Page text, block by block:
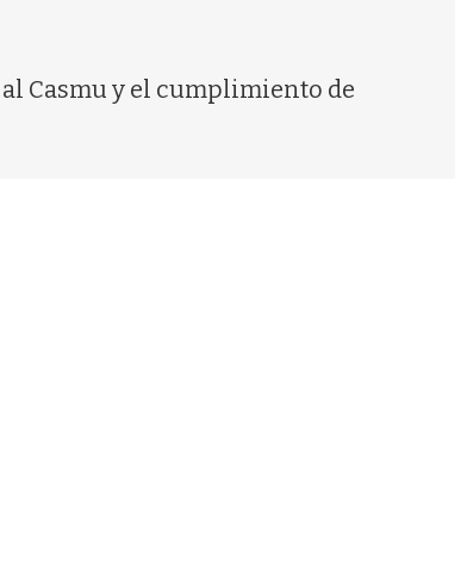
Casmu y el cumplimiento de